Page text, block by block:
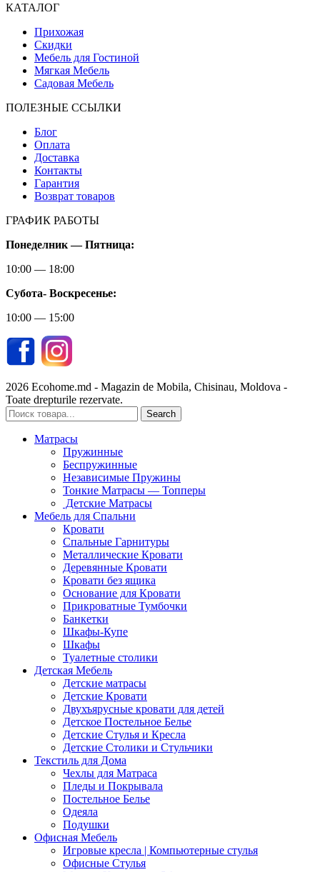
КАТАЛОГ
Прихожая
Скидки
Мебель для Гостиной
Мягкая Мебель
Садовая Мебель
ПОЛЕЗНЫЕ ССЫЛКИ
Блог
Оплата
Доставка
Контакты
Гарантия
Возврат товаров
ГРАФИК РАБОТЫ
Понеделник — Пятница:
10:00 — 18:00
Субота- Воскресенье:
10:00 — 15:00
2026 Ecohome.md - Magazin de Mobila, Chisinau, Moldova -
Toate drepturile rezervate.
Search
Матрасы
Пружинные
Беспружинные
Независимые Пружины
Тонкие Матрасы — Топперы
Детские Матрасы
Мебель для Спальни
Кровати
Спальные Гарнитуры
Металлические Кровати
Деревянные Кровати
Кровати без ящика
Основание для Кровати
Прикроватные Тумбочки
Банкетки
Шкафы-Купе
Шкафы
Туалетные столики
Детская Мебель
Детские матрасы
Детские Кровати
Двухъярусные кровати для детей
Детское Постельное Белье
Детские Стулья и Кресла
Детские Столики и Стульчики
Текстиль для Дома
Чехлы для Матраса
Пледы и Покрывала
Постельное Белье
Одеяла
Подушки
Офисная Мебель
Игровые кресла | Компьютерные стулья
Офисные Стулья